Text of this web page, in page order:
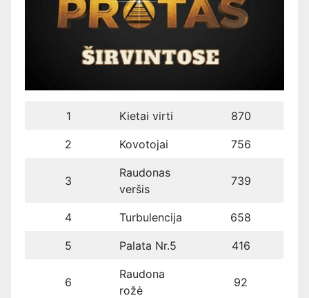
1 Kietai virti 870
2 Kovotojai 756
3
Raudonas
veršis
739
4 Turbulencija 658
5 Palata Nr.5 416
6
Raudona
rožė
92